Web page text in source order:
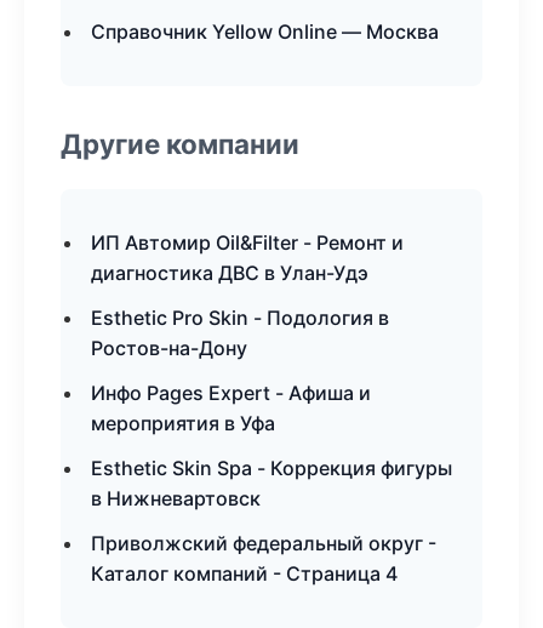
Справочник Yellow Online — Москва
Другие компании
ИП Автомир Oil&Filter - Ремонт и
диагностика ДВС в Улан-Удэ
Esthetic Pro Skin - Подология в
Ростов-на-Дону
Инфо Pages Expert - Афиша и
мероприятия в Уфа
Esthetic Skin Spa - Коррекция фигуры
в Нижневартовск
Приволжский федеральный округ -
Каталог компаний - Страница 4